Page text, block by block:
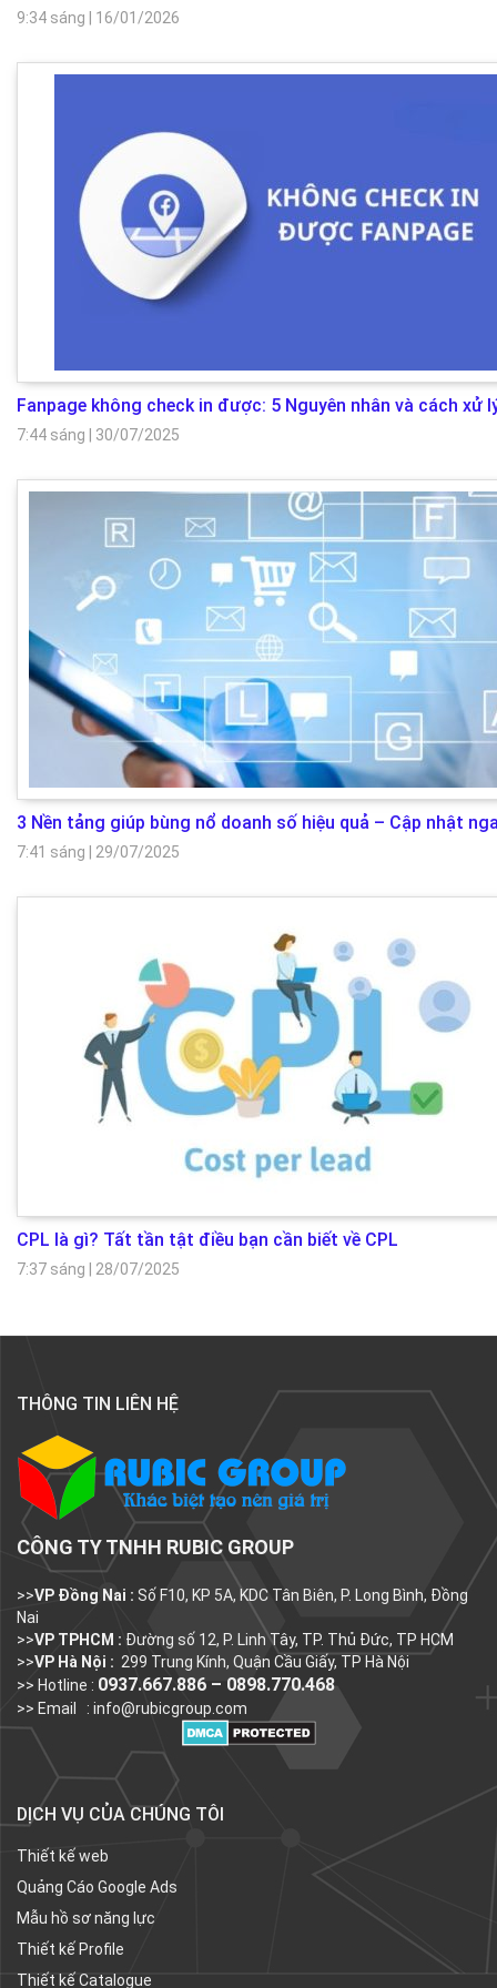
9:34 sáng 16/01/2026
Fanpage không check in được: 5 Nguyên nhân và cách xử
7:44 sáng 30/07/2025
3 Nền tảng giúp bùng nổ doanh số hiệu quả – Cập nhật
7:41 sáng 29/07/2025
CPL là gì? Tất tần tật điều bạn cần biết về CPL
7:37 sáng 28/07/2025
THÔNG TIN LIÊN HỆ
CÔNG TY TNHH RUBIC GROUP
>>VP Đồng Nai : Số F10, KP 5A, KDC Tân Biên, P. Long Bình, Đồng
Nai
>>VP TPHCM : Đường số 12, P. Linh Tây, TP. Thủ Đức, TP HCM
>>VP Hà Nội : 299 Trung Kính, Quận Cầu Giấy, TP Hà Nội
>> Hotline : 0937.667.886 – 0898.770.468
>> Email : info@rubicgroup.com
DỊCH VỤ CỦA CHÚNG TÔI
Thiết kế web
Quảng Cáo Google Ads
Mẫu hồ sơ năng lực
Thiết kế Profile
Thiết kế Catalogue